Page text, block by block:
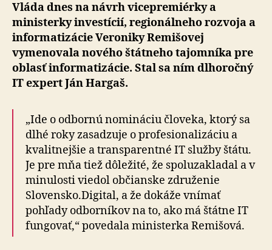
na
MIRRI
SR
Vláda dnes na návrh vicepremiérky a
ministerky investícií, regionálneho rozvoja a
informatizácie Veroniky Remišovej
vymenovala nového štátneho tajomníka pre
oblasť informatizácie. Stal sa ním dlhoročný
IT expert Ján Hargaš.
„Ide o odbornú nomináciu človeka, ktorý sa
dlhé roky zasadzuje o profesionalizáciu a
kvalitnejšie a transparentné IT služby štátu.
Je pre mňa tiež dôležité, že spoluzakladal a v
minulosti viedol občianske združenie
Slovensko.Digital, a že dokáže vnímať
pohľady odborníkov na to, ako má štátne IT
fungovať,“ povedala ministerka Remišová.